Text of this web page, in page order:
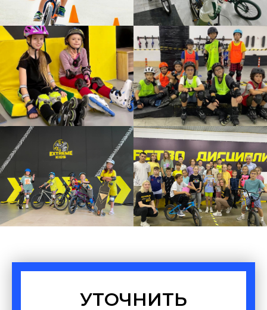
УТОЧНИТЬ